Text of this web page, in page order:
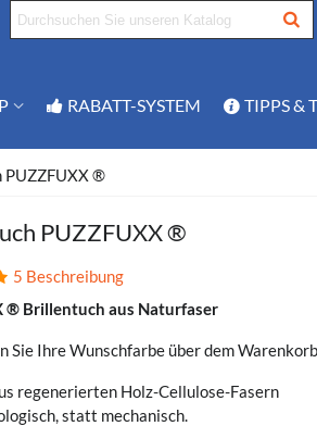
RABATT-SYSTEM TIPPS &
PUZZFUXX ®
PUZZFUXX ®
5 Beschreibung
® Brillentuch aus Naturfaser
Sie Ihre Wunschfarbe über dem
regenerierten Holz-Cellulose-Fasern
statt mechanisch.